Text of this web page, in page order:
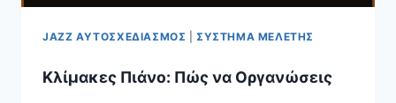
JAZZ ΑΥΤΟΣΧΕΔΙΑΣΜΌΣ ΣΎΣΤΗΜΑ ΜΕΛΈΤΗΣ
Κλίμακες Πιάνο: Πώς να Οργανώσεις